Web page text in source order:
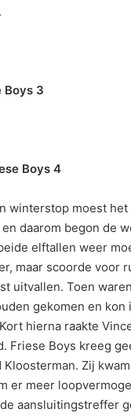
Friese Boys 3
Friese Boys 4
winterstop moest
daarom begon de
elftallen weer
maar scoorde voor
uitvallen. Toen
gekomen en
hierna raakte
Friese Boys kreeg
Kloosterman. Zij
er meer
aansluitingstreffer